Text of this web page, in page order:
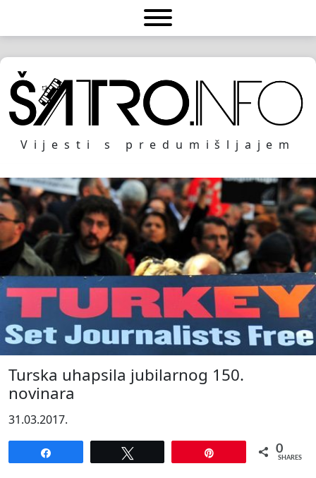
Vijesti s predumišljajem
Turska uhapsila jubilarnog 150.
novinara
31.03.2017.
0
SHARES